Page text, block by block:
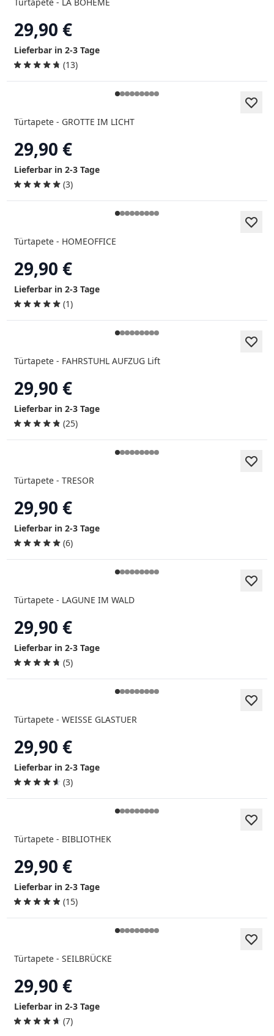
29,90 €
Lieferbar in 2-3 Tage
(13)
Türtapete - GROTTE IM LICHT
29,90 €
Lieferbar in 2-3 Tage
(3)
Türtapete - HOMEOFFICE
29,90 €
Lieferbar in 2-3 Tage
(1)
Türtapete - FAHRSTUHL AUFZUG Lift
29,90 €
Lieferbar in 2-3 Tage
(25)
Türtapete - TRESOR
29,90 €
Lieferbar in 2-3 Tage
(6)
Türtapete - LAGUNE IM WALD
29,90 €
Lieferbar in 2-3 Tage
(5)
Türtapete - WEISSE GLASTUER
29,90 €
Lieferbar in 2-3 Tage
(3)
Türtapete - BIBLIOTHEK
29,90 €
Lieferbar in 2-3 Tage
(15)
Türtapete - SEILBRÜCKE
29,90 €
Lieferbar in 2-3 Tage
(7)